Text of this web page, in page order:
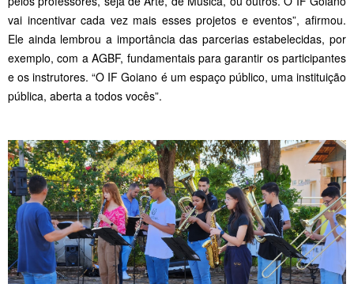
vai incentivar cada vez mais esses projetos e eventos”, afirmou.
Ele ainda lembrou a importância das parcerias estabelecidas, por
exemplo, com a AGBF, fundamentais para garantir os participantes
e os instrutores. “O IF Goiano é um espaço público, uma instituição
pública, aberta a todos vocês”.